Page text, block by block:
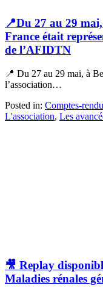
📍Du 27 au 29
France était
de l’AFIDTN
📍 Du 27 au 29 mai, à
l’association…
Posted in: Comptes-
L'association, Les
🎥 Replay
Maladies rénales